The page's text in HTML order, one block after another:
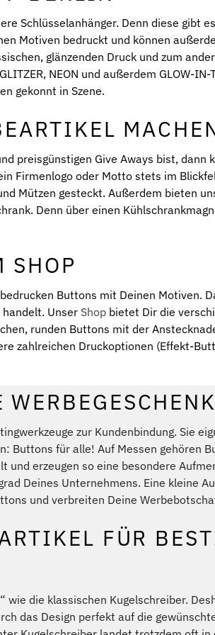
Schlüsselanhänger. Denn diese gibt
Motiven bedruckt und können
glänzenden Druck und zum
NEON und außerdem GLOW-
gekonnt in Szene.
preisgünstigen Give Aways bist, dann
Firmenlogo oder Motto stets im
Mützen gesteckt. Außerdem bieten
Denn über einen
SHOP
Buttons mit Deinen Motiven.
handelt. Unser Shop bietet Dir die
runden Buttons mit der
zahlreichen Druckoptionen (Effekt-
zur Kundenbindung. Sie
Buttons für alle! Auf Messen gehören
und erzeugen so eine besondere
Deines Unternehmens. Eine kleine
und verbreiten Deine
FÜR
die klassischen Kugelschreiber.
das Design perfekt auf die